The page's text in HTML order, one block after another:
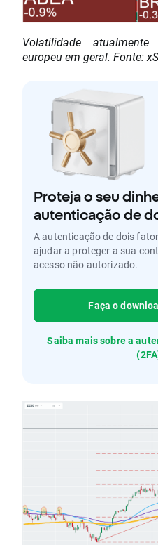
Volatilidade
europeu em geral. Fonte:
Proteja o seu
autenticação de
A autenticação de dois
ajudar a proteger a sua
acesso não autorizado.
Faça o
Saiba mais sobre a